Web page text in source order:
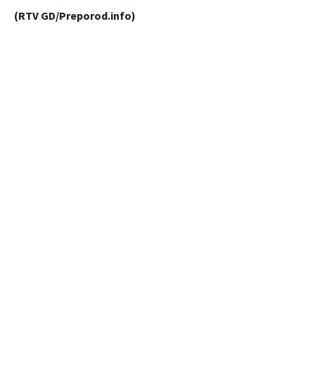
(RTV GD/Preporod.info)